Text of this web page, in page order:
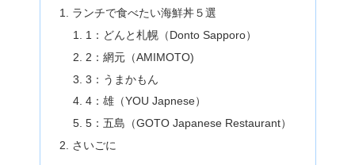
ランチで食べたい海鮮丼５選
1：どんと札幌（Donto Sapporo）
2：網元（AMIMOTO)
3：うまかもん
4：雄（YOU Japnese）
5：五島（GOTO Japanese Restaurant）
さいごに